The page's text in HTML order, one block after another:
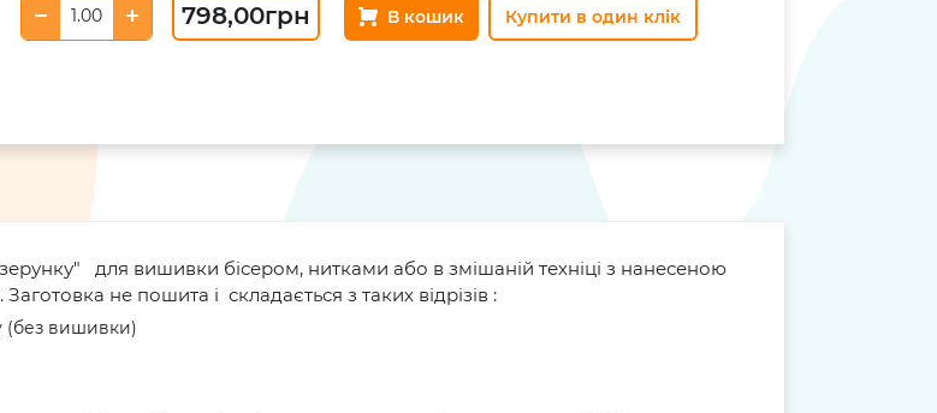
798,00грн В кошик Купити в один клік
для вишивки бісером, нитками або в змішаній техніці з нанесеною
не пошита і складається з таких відрізів :
(без вишивки)